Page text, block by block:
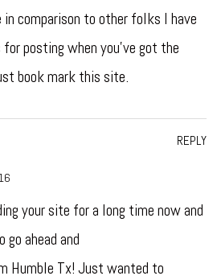
comparison to other folks I have
posting when you’ve got the
book mark this site.
your site for a long time now and
ahead and
Humble Tx! Just wanted to
REPLY